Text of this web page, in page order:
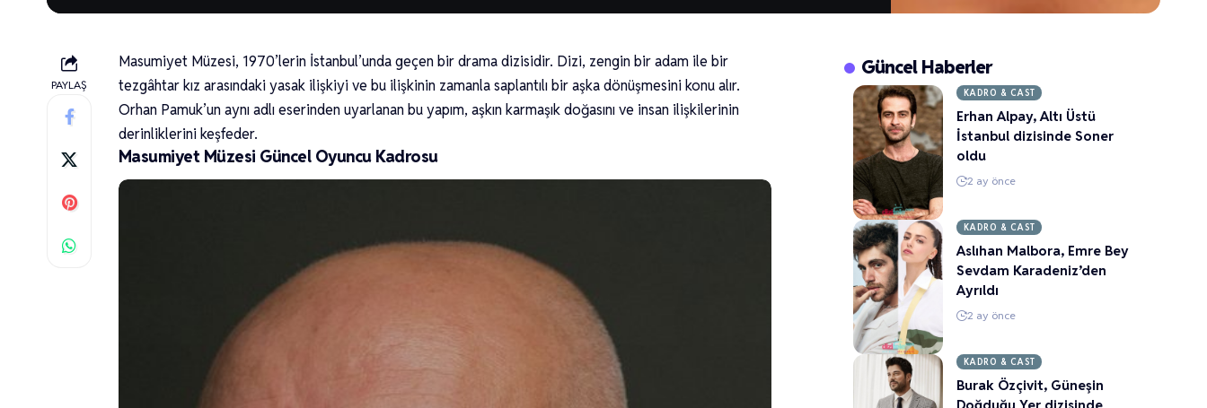
PAYLAŞ
Masumiyet Müzesi, 1970’lerin İstanbul’unda geçen bir drama dizisidir. Dizi, zengin bir adam ile bir
tezgâhtar kız arasındaki yasak ilişkiyi ve bu ilişkinin zamanla saplantılı bir aşka dönüşmesini konu alır.
Orhan Pamuk’un aynı adlı eserinden uyarlanan bu yapım, aşkın karmaşık doğasını ve insan ilişkilerinin
derinliklerini keşfeder.
Masumiyet Müzesi Güncel Oyuncu Kadrosu
Güncel Haberler
KADRO & CAST
Erhan Alpay, Altı Üstü
İstanbul dizisinde Soner
oldu
2 ay önce
KADRO & CAST
Aslıhan Malbora, Emre Bey
Sevdam Karadeniz’den
Ayrıldı
2 ay önce
KADRO & CAST
Burak Özçivit, Güneşin